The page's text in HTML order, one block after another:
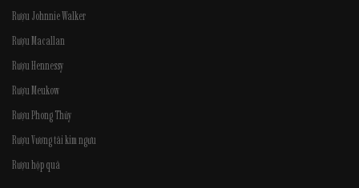
Rượu Johnnie Walker
Rượu Macallan
Rượu Hennessy
Rượu Meukow
Rượu Phong Thủy
Rượu Vương tài kim ngưu
Rượu hộp quà